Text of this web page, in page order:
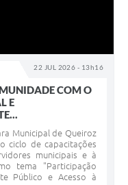
22 JUL 2026 - 13h16
COM O
E
Municipal de Queiroz
ciclo de capacitações
municipais e à
tema "Participação
Público e Acesso à